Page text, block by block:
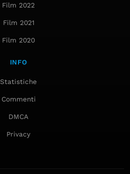
Film 2022
Film 2021
Film 2020
INFO
Statistiche
Commenti
DMCA
Privacy